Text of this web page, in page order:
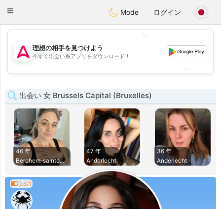
Tantôt
Toggle
Mode ログイン
💖
💕
理想の相手を見つけよう
今すぐ出会い系アプリをダウンロード！
出会い 女 Brussels Capital (Bruxelles)
46 年
Berchem-sainte-aga
47 年
Anderlecht
36 年
Anderlecht
0.6/1